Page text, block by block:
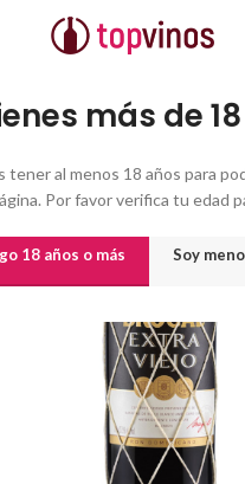
más de
tener al menos 18 años para
Por favor verifica tu edad
18 años o más Soy
y licores